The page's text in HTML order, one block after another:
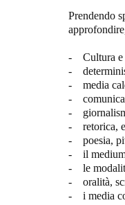
Prendendo
- Cultura e
-
- media
-
-
- retorica,
- poesia,
- il medium
- le
- oralità,
- i media